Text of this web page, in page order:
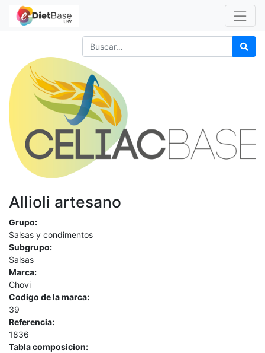
Allioli artesano
Grupo:
Salsas y condimentos
Subgrupo:
Salsas
Marca:
Chovi
Codigo de la marca:
39
Referencia:
1836
Tabla composicion: